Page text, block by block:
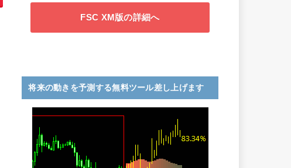
FSC XM版の詳細へ
将来の動きを予測する無料ツール差し上げます